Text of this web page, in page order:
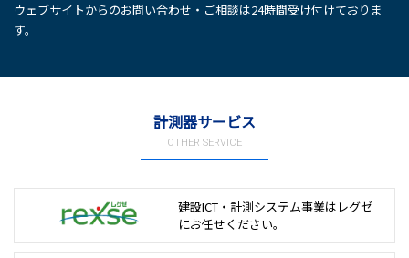
ウェブサイトからのお問い合わせ・ご相談は24時間受け付けておりま
す。
計測器サービス
OTHER SERVICE
建設ICT・計測システム事業は レグゼ
にお任せください。